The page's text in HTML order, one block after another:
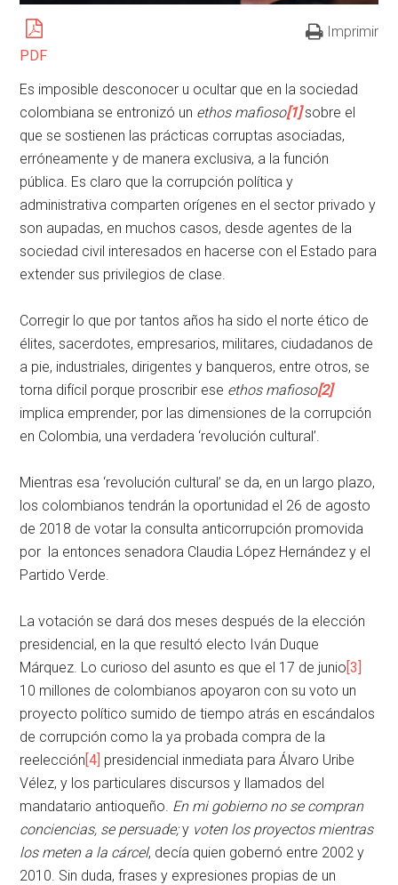
PDF
Imprimir
Es imposible desconocer u ocultar que en la sociedad
colombiana se entronizó un ethos mafioso[1]sobre el
que se sostienen las prácticas corruptas asociadas,
erróneamente y de manera exclusiva, a la función
pública. Es claro que la corrupción política y
administrativa comparten orígenes en el sector privado y
son aupadas, en muchos casos, desde agentes de la
sociedad civil interesados en hacerse con el Estado para
extender sus privilegios de clase.
Corregir lo que por tantos años ha sido el norte ético de
élites, sacerdotes, empresarios, militares, ciudadanos de
a pie, industriales, dirigentes y banqueros, entre otros, se
torna difícil porque proscribir ese ethos mafioso[2]
implica emprender, por las dimensiones de la corrupción
en Colombia, una verdadera ‘revolución cultural’.
Mientras esa ‘revolución cultural’ se da, en un largo plazo,
los colombianos tendrán la oportunidad el 26 de agosto
de 2018 de votar la consulta anticorrupción promovida
por la entonces senadora Claudia López Hernández y el
Partido Verde.
La votación se dará dos meses después de la elección
presidencial, en la que resultó electo Iván Duque
Márquez. Lo curioso del asunto es que el 17 de junio[3]
10 millones de colombianos apoyaron con su voto un
proyecto político sumido de tiempo atrás en escándalos
de corrupción como la ya probada compra de la
reelección[4] presidencial inmediata para Álvaro Uribe
Vélez, y los particulares discursos y llamados del
mandatario antioqueño. En mi gobierno no se compran
conciencias, se persuade;y voten los proyectos mientras
los meten a la cárcel, decía quien gobernó entre 2002 y
2010. Sin duda, frases y expresiones propias de un